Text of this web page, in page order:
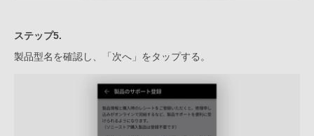
ステップ5.
製品型名を確認し、「次へ」をタップする。